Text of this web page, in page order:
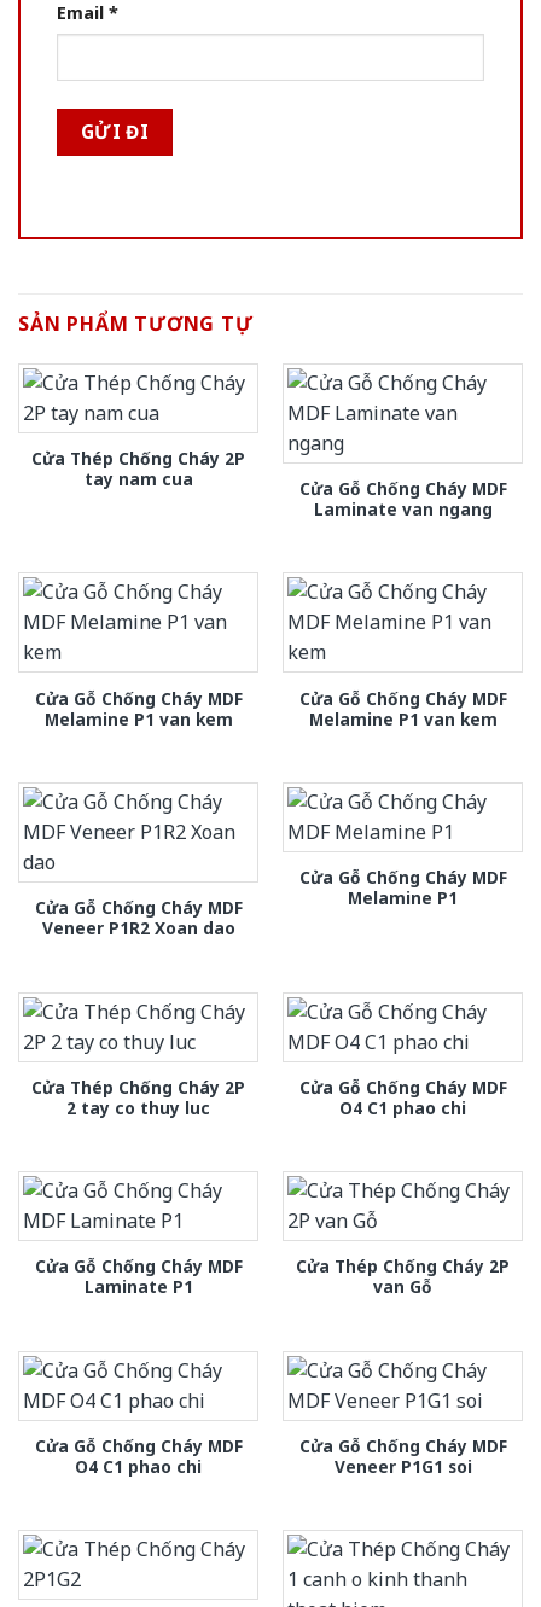
Email *
SẢN PHẨM TƯƠNG TỰ
Cửa Thép Chống Cháy 2P
tay nam cua
Cửa Gỗ Chống Cháy MDF
Laminate van ngang
Cửa Gỗ Chống Cháy MDF
Melamine P1 van kem
Cửa Gỗ Chống Cháy MDF
Melamine P1 van kem
Cửa Gỗ Chống Cháy MDF
Veneer P1R2 Xoan dao
Cửa Gỗ Chống Cháy MDF
Melamine P1
Cửa Thép Chống Cháy 2P
2 tay co thuy luc
Cửa Gỗ Chống Cháy MDF
O4 C1 phao chi
Cửa Gỗ Chống Cháy MDF
Laminate P1
Cửa Thép Chống Cháy 2P
van Gỗ
Cửa Gỗ Chống Cháy MDF
O4 C1 phao chi
Cửa Gỗ Chống Cháy MDF
Veneer P1G1 soi